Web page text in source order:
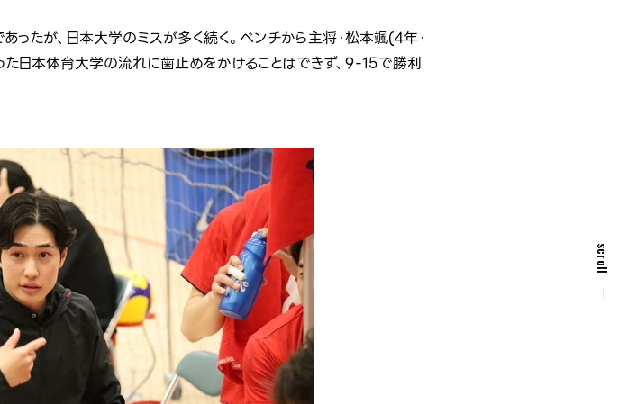
ったが、日本大学のミスが多く続く。ベンチから主将・松本颯(4年・
日本体育大学の流れに歯止めをかけることはできず、9-15で勝利
scroll